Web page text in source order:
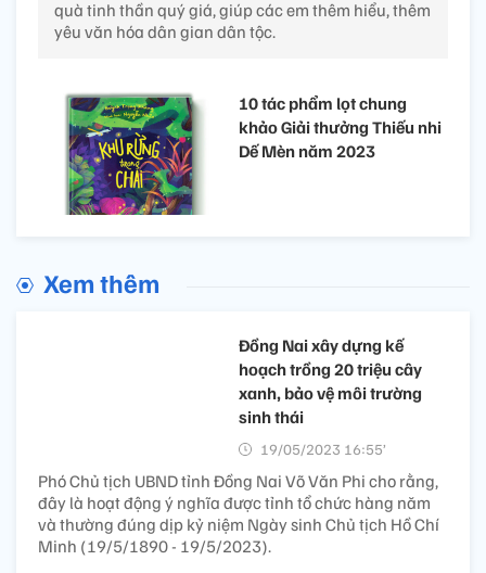
quà tinh thần quý giá, giúp các em thêm hiểu, thêm
yêu văn hóa dân gian dân tộc.
10 tác phẩm lọt chung
khảo Giải thưởng Thiếu nhi
Dế Mèn năm 2023
Xem thêm
Đồng Nai xây dựng kế
hoạch trồng 20 triệu cây
xanh, bảo vệ môi trường
sinh thái
19/05/2023 16:55’
Phó Chủ tịch UBND tỉnh Đồng Nai Võ Văn Phi cho rằng,
đây là hoạt động ý nghĩa được tỉnh tổ chức hàng năm
và thường đúng dịp kỷ niệm Ngày sinh Chủ tịch Hồ Chí
Minh (19/5/1890 - 19/5/2023).